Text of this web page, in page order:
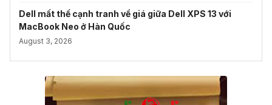
Dell mất thế cạnh tranh về giá giữa Dell XPS 13 với
MacBook Neo ở Hàn Quốc
August 3, 2026